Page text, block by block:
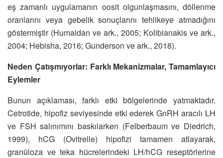
eş zamanlı uygulamanın oosit olgunlaşmasını, döllenme
oranlarını veya gebelik sonuçlarını tehlikeye atmadığını
göstermiştir (Humaidan ve ark., 2005; Kolibianakis ve ark.,
2004; Hebisha, 2016; Gunderson ve ark., 2018).
Neden Çatışmıyorlar: Farklı Mekanizmalar, Tamamlayıcı
Eylemler
Bunun açıklaması, farklı etki bölgelerinde yatmaktadır.
Cetrotide, hipofiz seviyesinde etki ederek GnRH aracılı LH
ve FSH salınımını baskılarken (Felberbaum ve Diedrich,
1999), hCG (Ovitrelle) hipofizi tamamen atlayarak,
granüloza ve teka hücrelerindeki LH/hCG reseptörlerine